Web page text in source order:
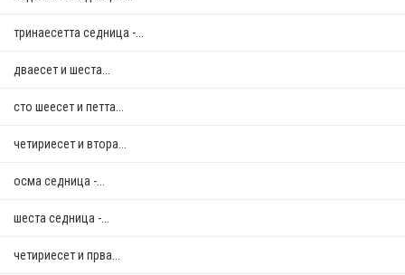
тринаесетта седница -...
дваесет и шеста...
сто шеесет и петта...
четириесет и втора...
осма седница -...
шеста седница -...
четириесет и прва...